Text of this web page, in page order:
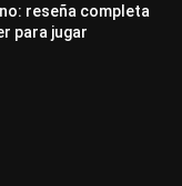
reseña completa
para jugar